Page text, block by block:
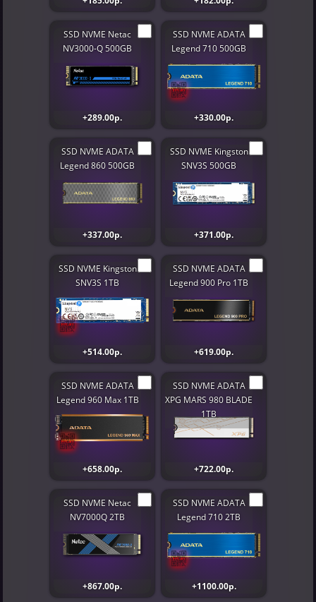
SSD NVME Netac
NV3000-Q 500GB
+289.00р.
SSD NVME ADATA
Legend 710 500GB
+330.00р.
SSD NVME ADATA
Legend 860 500GB
+337.00р.
SSD NVME Kingston
SNV3S 500GB
+371.00р.
SSD NVME Kingston
SNV3S 1TB
+514.00р.
SSD NVME ADATA
Legend 900 Pro 1TB
+619.00р.
SSD NVME ADATA
Legend 960 Max 1TB
+658.00р.
SSD NVME ADATA
XPG MARS 980 BLADE
1TB
+722.00р.
SSD NVME Netac
NV7000Q 2TB
+867.00р.
SSD NVME ADATA
Legend 710 2TB
+1100.00р.